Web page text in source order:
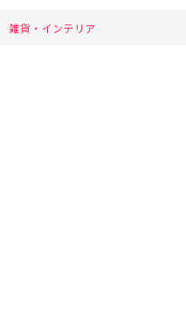
雑貨・インテリア